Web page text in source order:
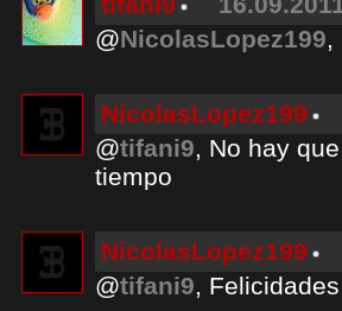
@NicolasLopez199,
NicolasLopez199
@tifani9, No hay
tiempo
NicolasLopez199
@tifani9,